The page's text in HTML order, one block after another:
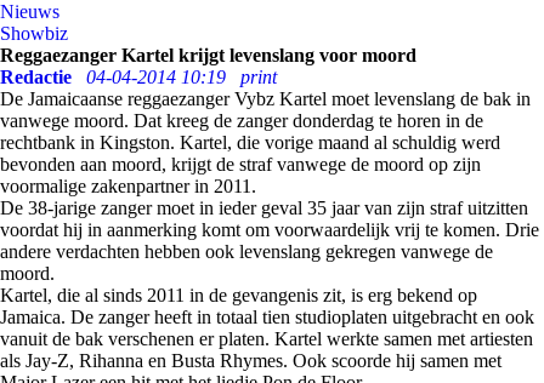
Nieuws
Showbiz
Reggaezanger Kartel krijgt levenslang voor moord
Redactie
04-04-2014 10:19
print
De Jamaicaanse reggaezanger Vybz Kartel moet levenslang de bak in
vanwege moord. Dat kreeg de zanger donderdag te horen in de
rechtbank in Kingston. Kartel, die vorige maand al schuldig werd
bevonden aan moord, krijgt de straf vanwege de moord op zijn
voormalige zakenpartner in 2011.
De 38-jarige zanger moet in ieder geval 35 jaar van zijn straf uitzitten
voordat hij in aanmerking komt om voorwaardelijk vrij te komen. Drie
andere verdachten hebben ook levenslang gekregen vanwege de
moord.
Kartel, die al sinds 2011 in de gevangenis zit, is erg bekend op
Jamaica. De zanger heeft in totaal tien studioplaten uitgebracht en ook
vanuit de bak verschenen er platen. Kartel werkte samen met artiesten
als Jay-Z, Rihanna en Busta Rhymes. Ook scoorde hij samen met